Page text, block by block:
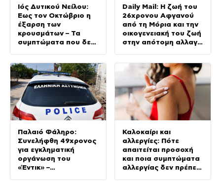
Ιός Δυτικού Νείλου:
Έως τον Οκτώβριο η
έξαρση των
κρουσμάτων – Τα
συμπτώματα που δεν
Daily Mail: Η ζωή του
26χρονου Αφγανού
από τη Μόρια και την
οικογενειακή του ζωή
στην απότομη αλλαγή
Παλαιό Φάληρο:
Συνελήφθη 49χρονος
για εγκληματική
οργάνωση του
«Έντικ» –
Καλοκαίρι και
αλλεργίες: Πότε
απαιτείται προσοχή
και ποια συμπτώματα
αλλεργίας δεν πρέπει